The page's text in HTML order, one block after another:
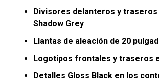
Divisores delanteros y traseros
Shadow Grey
Llantas de aleación de 20
Logotipos frontales y traseros
Detalles Gloss Black en los